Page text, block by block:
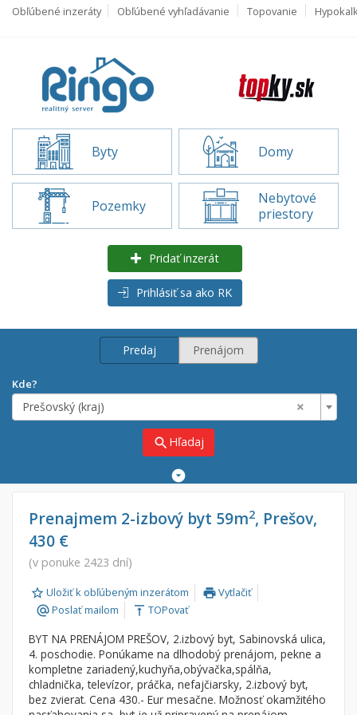
Obľúbené inzeráty Obľúbené vyhľadávanie Topovanie
Byty Domy
Pozemky
Nebytové
priestory
Pridať inzerát
Prihlásiť sa ako RK
Predaj Prenájom
Kde?
×
Prešovský (kraj)
search Hľadaj
Predaj
Prenájom
Do:
Lokalita
×
Prešovský (kraj)
Prenajmem 2-izbový byt 59m2, Prešov,
430 €
(v ponuke 2423 dní)
Uložiť k obľúbeným inzerátom printVytlačiť
alternate_emailPoslať mailom vertical_align_top TOPovať
BYT NA PRENÁJOM PREŠOV, 2.izbový byt, Sabinovská ulica,
4. poschodie. Ponúkame na dlhodobý prenájom, pekne a
kompletne zariadený,kuchyňa,obývačka,spálňa,
chladnička, televízor, práčka, nefajčiarsky, 2.izbový byt,
bez zvierat. Cena 430.- Eur mesačne. Možnosť okamžitého